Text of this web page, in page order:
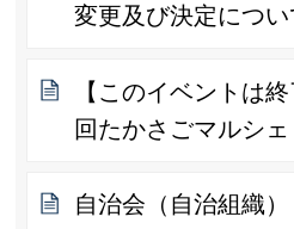
変更及び決定につい
【このイベントは
回たかさごマルシェ
自治会（自治組織）